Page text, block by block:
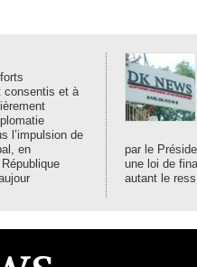
consentis et à
l’impulsion de
en
par le
une loi de
autant le ress